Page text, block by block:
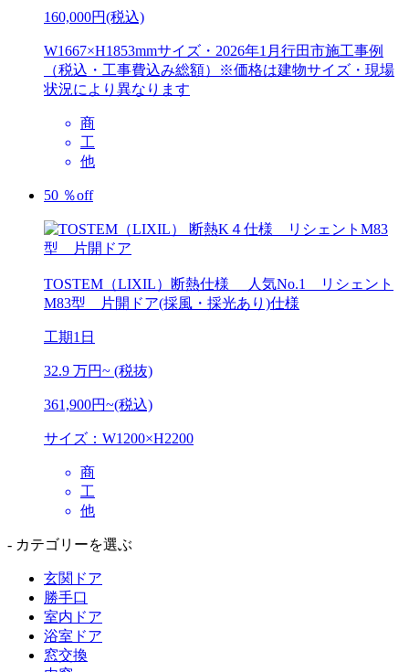
160,000円(税込)
W1667×H1853mmサイズ・2026年1月行田市施工事例
（税込・工事費込み総額）※価格は建物サイズ・現場
状況により異なります
商
工
他
50 ％off
TOSTEM（LIXIL）断熱仕様
人気No.1 リシェント
M83型 片開ドア(採風・採光あり)仕様
工期1日
32.9 万円~ (税抜)
361,900円~(税込)
サイズ：W1200×H2200
商
工
他
- カテゴリーを選ぶ
玄関ドア
勝手口
室内ドア
浴室ドア
窓交換